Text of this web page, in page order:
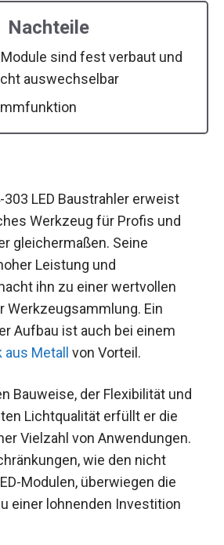
Nachteile
Module sind fest verbaut und
auswechselbar
303 LED Baustrahler erweist
Werkzeug für Profis und
gleichermaßen. Seine
Leistung und
ihn zu einer wertvollen
Werkzeugsammlung. Ein
Aufbau ist auch bei einem
aus Metall von Vorteil.
Bauweise, der Flexibilität und
Lichtqualität erfüllt er die
Vielzahl von Anwendungen.
wie den nicht
Modulen, überwiegen die
einer lohnenden Investition